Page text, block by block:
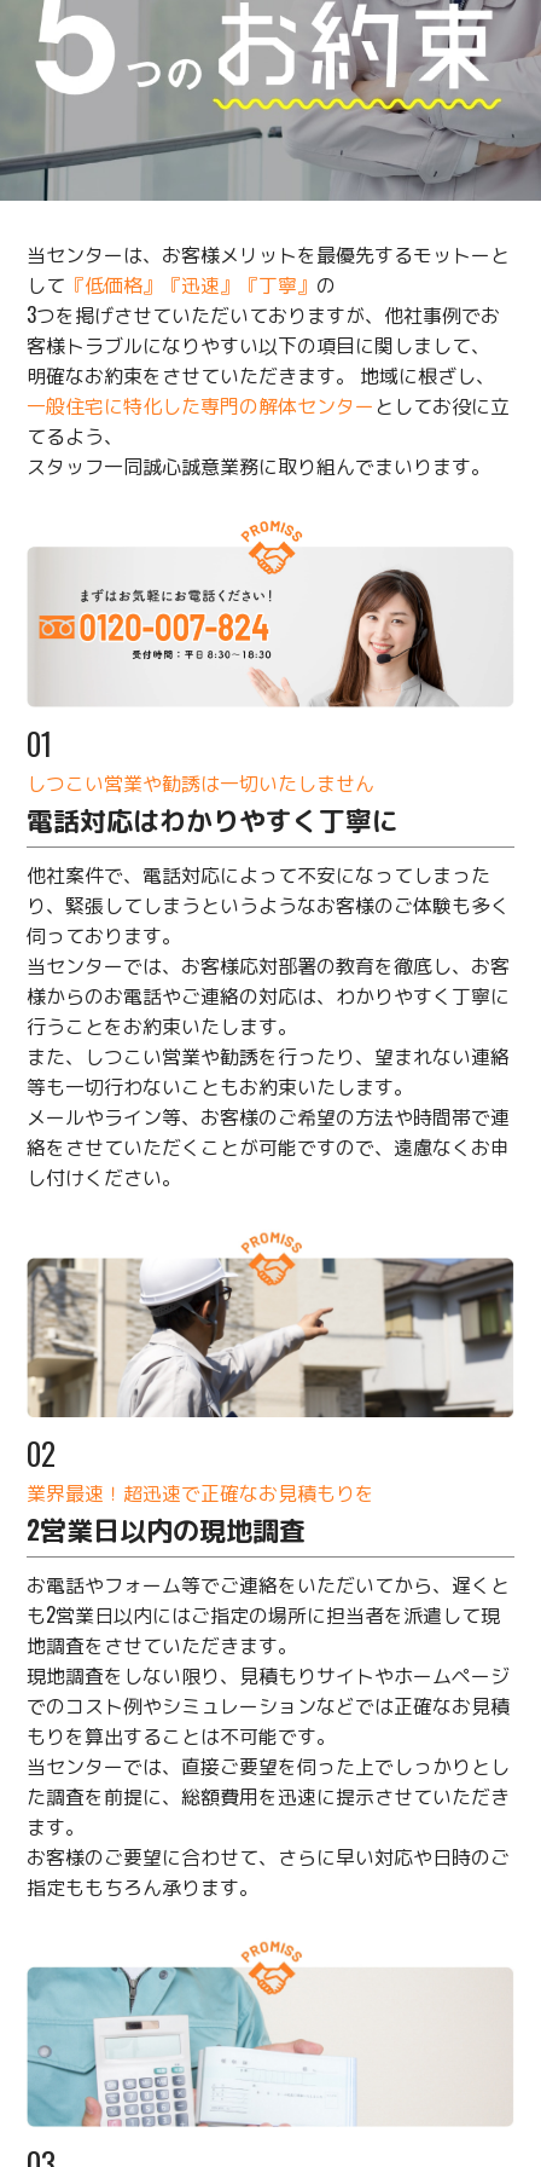
当センターは、お客様メリットを最優先するモットーと
して 『低価格』『迅速』『丁寧』 の
3つを掲げさせていただいておりますが、他社事例でお
客様トラブルになりやすい以下の項目に関しまして、
明確なお約束をさせていただきます。 地域に根ざし、
一般住宅に特化した専門の解体センターとしてお役に立
てるよう、
スタッフ一同誠心誠意業務に取り組んでまいります。
01
しつこい営業や勧誘は一切いたしません
電話対応はわかりやすく丁寧に
他社案件で、電話対応によって不安になってしまった
り、緊張してしまうというようなお客様のご体験も多く
伺っております。
当センターでは、お客様応対部署の教育を徹底し、お客
様からのお電話やご連絡の対応は、わかりやすく丁寧に
行うことをお約束いたします。
また、しつこい営業や勧誘を行ったり、望まれない連絡
等も一切行わないこともお約束いたします。
メールやライン等、お客様のご希望の方法や時間帯で連
絡をさせていただくことが可能ですので、遠慮なくお申
し付けください。
02
業界最速！超迅速で正確なお見積もりを
2営業日以内の現地調査
お電話やフォーム等でご連絡をいただいてから、遅くと
も2営業日以内にはご指定の場所に担当者を派遣して現
地調査をさせていただきます。
現地調査をしない限り、見積もりサイトやホームページ
でのコスト例やシミュレーションなどでは正確なお見積
もりを算出することは不可能です。
当センターでは、直接ご要望を伺った上でしっかりとし
た調査を前提に、総額費用を迅速に提示させていただき
ます。
お客様のご要望に合わせて、さらに早い対応や日時のご
指定ももちろん承ります。